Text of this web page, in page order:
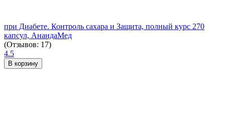
при Диабете. Контроль сахара и Защита, полный курс 270
капсул, АнандаМед
(Отзывов: 17)
4.5
В корзину